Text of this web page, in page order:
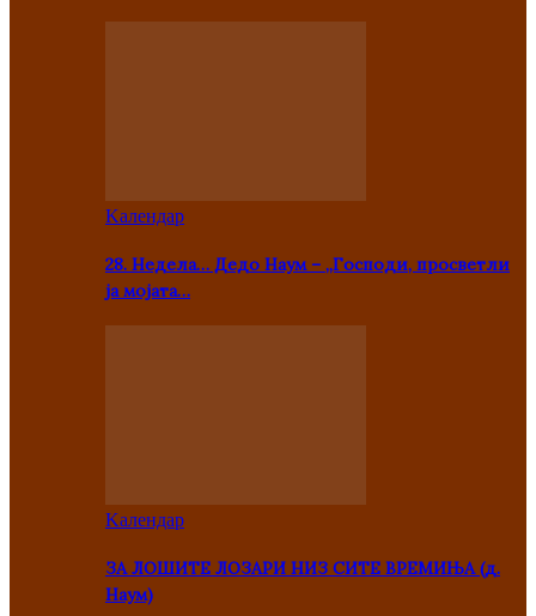
Kалендар
28. Недела… Дедо Наум – „Господи, просветли
ја мојата…
Kалендар
ЗА ЛОШИТЕ ЛОЗАРИ НИЗ СИТЕ ВРЕМИЊА (д.
Наум)